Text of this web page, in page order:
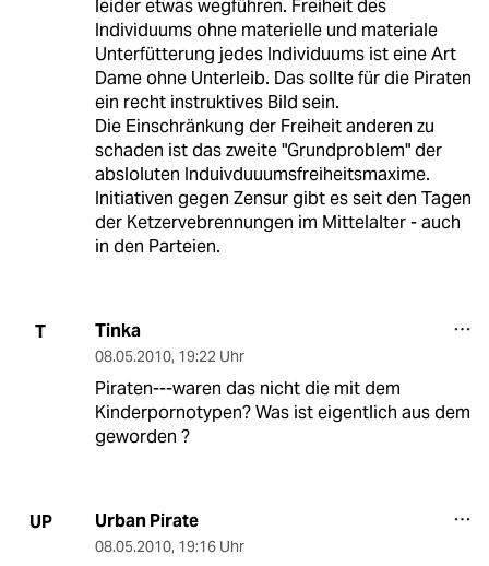
leider etwas wegführen. Freiheit des
Individuums ohne materielle und materiale
Unterfütterung jedes Individuums ist eine Art
Dame ohne Unterleib. Das sollte für die Piraten
ein recht instruktives Bild sein.
Die Einschränkung der Freiheit anderen zu
schaden ist das zweite "Grundproblem" der
absloluten Induivduuumsfreiheitsmaxime.
Initiativen gegen Zensur gibt es seit den Tagen
der Ketzervebrennungen im Mittelalter - auch
in den Parteien.
T Tinka
08.05.2010, 19:22 Uhr
Piraten---waren das nicht die mit dem
Kinderpornotypen? Was ist eigentlich aus dem
geworden ?
UP Urban Pirate
08.05.2010, 19:16 Uhr